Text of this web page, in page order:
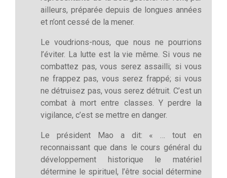
ailleurs, préparée depuis de longues années
et n’ont cessé de la mener.
Le voudrions-nous, que nous ne pourrions
l’éviter. La lutte est la vie même. Si vous ne
combattez pas, vous serez assailli; si vous
ne frappez pas, vous serez frappé; si vous
ne détruisez pas, vous serez détruit. C’est un
combat à mort entre classes. Y perdre la
vigilance, c’est se mettre en danger.
Le président Mao a dit: « … tout en
reconnaissant que dans le cours général du
développement historique le matériel
détermine le spirituel, l’être social détermine